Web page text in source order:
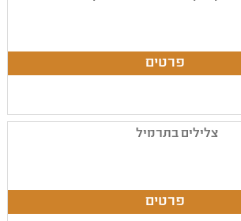
צלילים בתרמיל